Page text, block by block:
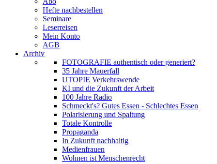
Hefte nachbestellen
Seminare
Leserreisen
Mein Konto
AGB
Archiv
FOTOGRAFIE authentisch oder generiert?
35 Jahre Mauerfall
UTOPIE Verkehrswende
KI und die Zukunft der Arbeit
100 Jahre Radio
Schmeckt's? Gutes Essen - Schlechtes Essen
Polarisierung und Spaltung
Totale Kontrolle
Propaganda
In Zukunft nachhaltig
Medienfrauen
Wohnen ist Menschenrecht